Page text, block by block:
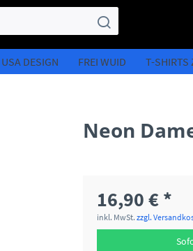
USA DESIGN FREI WUID T-SHIRTS
Neon
16,90 € *
inkl. MwSt.zzgl.